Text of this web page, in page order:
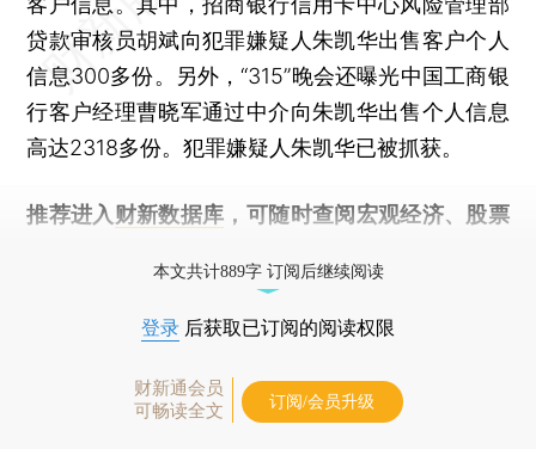
贷款审核员胡斌向犯罪嫌疑人朱凯华出售客户个人
信息300多份。另外，“315”晚会还曝光中国工商银
行客户经理曹晓军通过中介向朱凯华出售个人信息
高达2318多份。犯罪嫌疑人朱凯华已被抓获。
推荐进入 财新数据库 ，可随时查阅宏观经济、股票
本文共计889字 订阅后继续阅读
登录 后获取已订阅的阅读权限
财新通会员
可畅读全文
订阅/会员升级